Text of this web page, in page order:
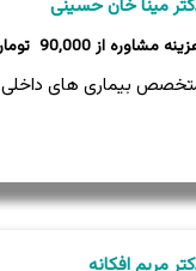
مینا خان حسینی
90,000
بیماری های داخلی
مریم افکانه